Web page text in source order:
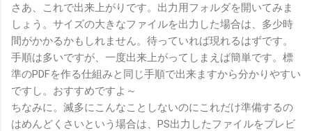
さあ、これで出来上がりです。出力用フォルダを開いてみま
しょう。サイズの大きなファイルを出力した場合は、多少時
間がかかるかもしれません。待っていれば現れるはずです。
手順は多いですが、一度出来上がってしまえば簡単です。標
準のPDFを作る仕組みと同じ手順で出来ますから分かりやすい
ですし。おすすめですよ～
ちなみに。滅多にこんなことしないのにこれだけ準備するの
はめんどくさいという場合は、PS出力したファイルをプレビ